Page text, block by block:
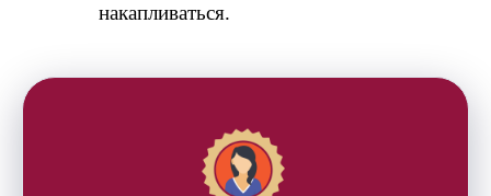
накапливаться.